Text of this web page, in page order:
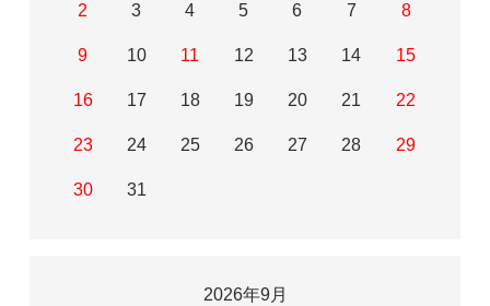
2 3 4 5 6 7 8
9 10 11 12 13 14 15
16 17 18 19 20 21 22
23 24 25 26 27 28 29
30 31
2026年9月